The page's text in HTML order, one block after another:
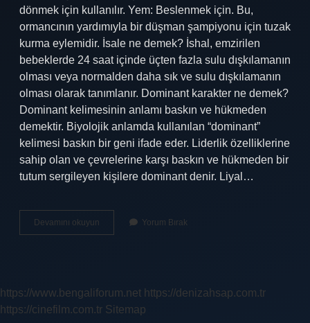
dönmek için kullanılır. Yem: Beslenmek için. Bu,
ormancının yardımıyla bir düşman şampiyonu için tuzak
kurma eylemidir. İsale ne demek? İshal, emzirilen
bebeklerde 24 saat içinde üçten fazla sulu dışkılamanın
olması veya normalden daha sık ve sulu dışkılamanın
olması olarak tanımlanır. Dominant karakter ne demek?
Dominant kelimesinin anlamı baskın ve hükmeden
demektir. Biyolojik anlamda kullanılan “dominant”
kelimesi baskın bir geni ifade eder. Liderlik özelliklerine
sahip olan ve çevrelerine karşı baskın ve hükmeden bir
tutum sergileyen kişilere dominant denir. Liyal…
Devamını okuyun
Ne
Yorum Bırak
https://www.bengaliforum.net https://denizahsap.com.tr
https://cinefilm.com.tr Sitemap